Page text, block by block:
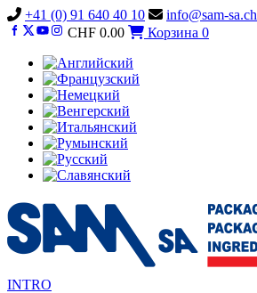
Vai
al
+41 (0) 91 640 40 10
info@sam-sa.ch
CHF 0.00 Корзина 0
INTRO